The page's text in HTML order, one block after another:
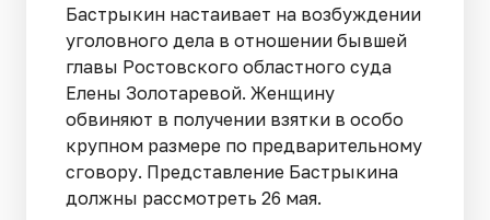
Бастрыкин настаивает на возбуждении
уголовного дела в отношении бывшей
главы Ростовского областного суда
Елены Золотаревой. Женщину
обвиняют в получении взятки в особо
крупном размере по предварительному
сговору. Представление Бастрыкина
должны рассмотреть 26 мая.